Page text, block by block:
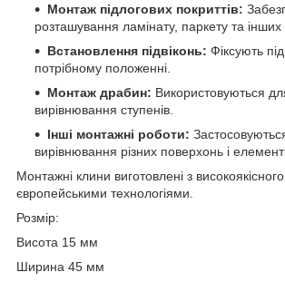
Монтаж підлогових покриттів:
розташування ламінату, паркету та інших
Встановлення підвіконь: Фіксують
потрібному положенні.
Монтаж драбин: Використовуються
вирівнювання ступенів.
Інші монтажні роботи:
вирівнювання різних поверхонь і
Монтажні клини виготовлені з
європейськими технологіями.
Розмір:
Висота 15 мм
Ширина 45 мм